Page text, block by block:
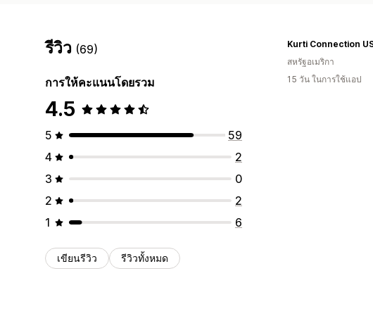
รีวิว (69)
การให้คะแนนโดยรวม
4.5
5
59
4
2
3
0
2
2
1
6
เขียนรีวิว รีวิวทั้งหมด
Kurti Connection
สหรัฐอเมริกา
15 วัน ในการใช้แอป